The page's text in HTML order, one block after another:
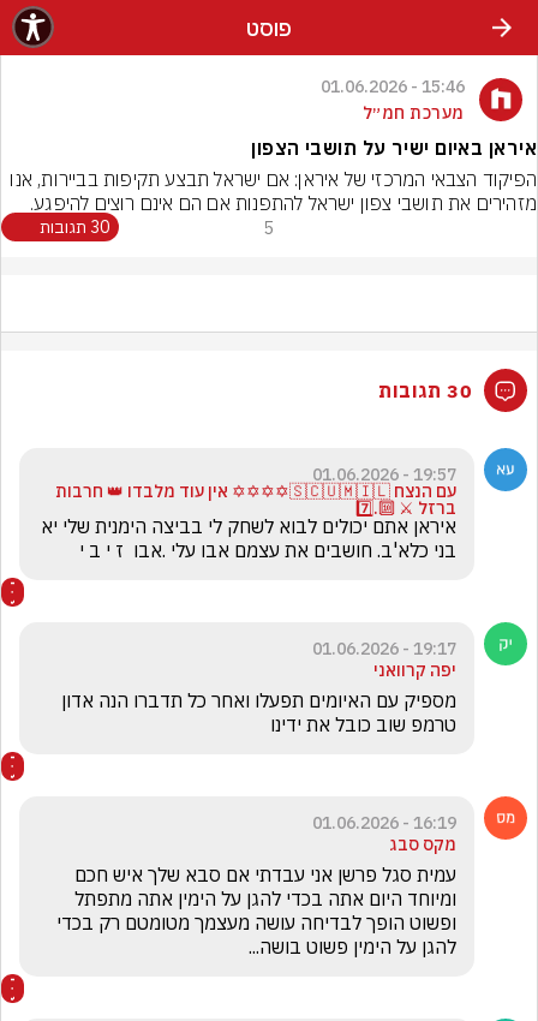
פוסט
15:46 - 01.06.2026
מערכת חמ״ל
איראן באיום ישיר על תושבי הצפון
מזהירים את תושבי צפון ישראל להתפנות אם הם אינם רוצים להיפגע.
5 30 תגובות
30 תגובות
19:57 - 01.06.2026
עם הנצח 🇸🇨🇺🇲🇮🇱✡️✡️✡️✡️ אין עוד מלבדו 👑 חרבות
ברזל ⚔️ 🔟.7️⃣
בני כלא'ב. חושבים את עצמם אבו עלי .אבו  ז י ב י
19:17 - 01.06.2026
יפה קרוואני
טרמפ שוב כובל את ידינו
16:19 - 01.06.2026
מקס סבג
להגן על הימין פשוט בושה...